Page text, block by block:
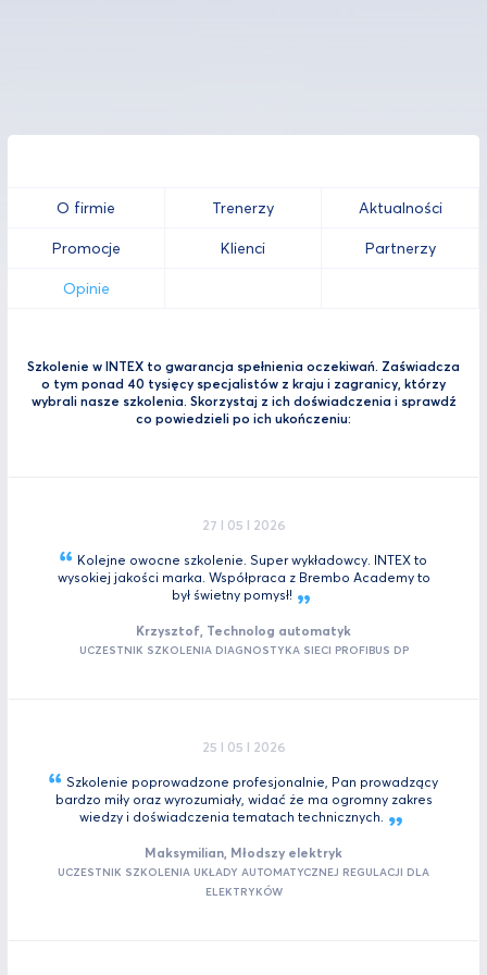
O firmie Trenerzy Aktualności
Promocje Klienci Partnerzy
Opinie
Szkolenie w INTEX to gwarancja spełnienia oczekiwań. Zaświadcza
o tym ponad 40 tysięcy specjalistów z kraju i zagranicy, którzy
wybrali nasze szkolenia. Skorzystaj z ich doświadczenia i sprawdź
co powiedzieli po ich ukończeniu:
27 I 05 I 2026
Kolejne owocne szkolenie. Super wykładowcy. INTEX to
wysokiej jakości marka. Współpraca z Brembo Academy to
był świetny pomysł!
Krzysztof, Technolog automatyk
UCZESTNIK SZKOLENIA DIAGNOSTYKA SIECI PROFIBUS DP
25 I 05 I 2026
Szkolenie poprowadzone profesjonalnie, Pan prowadzący
bardzo miły oraz wyrozumiały, widać że ma ogromny zakres
wiedzy i doświadczenia tematachtechnicznych.
Maksymilian, Młodszy elektryk
UCZESTNIK SZKOLENIA UKŁADY AUTOMATYCZNEJ REGULACJI DLA
ELEKTRYKÓW